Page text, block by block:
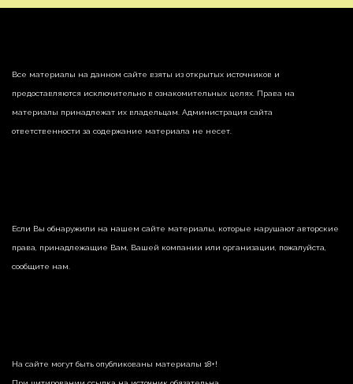
Все материалы на данном сайте взяты из открытых источников и
предоставляются исключительно в ознакомительных целях. Права на
материалы принадлежат их владельцам. Администрация сайта
ответственности за содержание материала не несет.
Если Вы обнаружили на нашем сайте материалы, которые нарушают авторские
права, принадлежащие Вам, Вашей компании или организации, пожалуйста,
сообщите нам.
На сайте могут быть опубликованы материалы 18+!